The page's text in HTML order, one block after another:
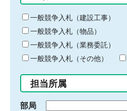
る
キ
ー
ワ
ー
ド
入
力
一般競争入札（建設工事）
一般競争入札（物品）
一般競争入札（業務委託）
一般競争入札（その他）
担当所属
部局